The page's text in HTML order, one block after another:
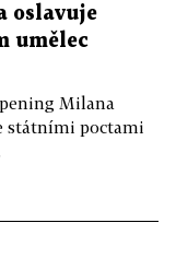
oslavuje
umělec
Milana
státními poctami